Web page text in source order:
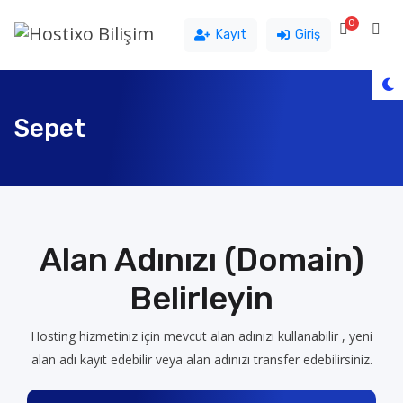
Kayıt Giriş
0Sepet
Sepet
Alan Adınızı (Domain)
Belirleyin
Hosting hizmetiniz için mevcut alan adınızı kullanabilir , yeni
alan adı kayıt edebilir veya alan adınızı transfer edebilirsiniz.